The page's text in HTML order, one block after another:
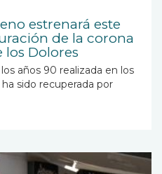
estrenará este
de la corona
los Dolores
años 90 realizada en los
sido recuperada por